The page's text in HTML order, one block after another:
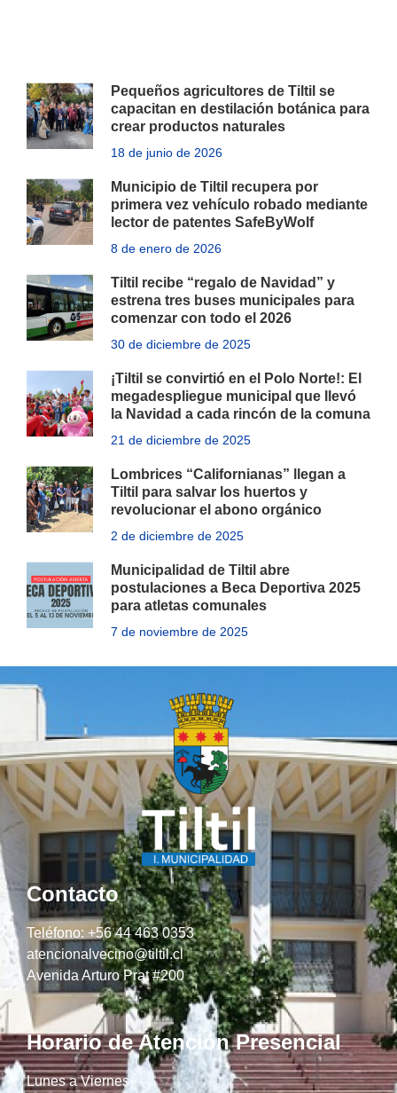
Pequeños agricultores de Tiltil se
capacitan en destilación botánica para
crear productos naturales
18 de junio de 2026
Municipio de Tiltil recupera por
primera vez vehículo robado mediante
lector de patentes SafeByWolf
8 de enero de 2026
Tiltil recibe “regalo de Navidad” y
estrena tres buses municipales para
comenzar con todo el 2026
30 de diciembre de 2025
¡Tiltil se convirtió en el Polo Norte!: El
megadespliegue municipal que llevó
la Navidad a cada rincón de la comuna
21 de diciembre de 2025
Lombrices “Californianas” llegan a
Tiltil para salvar los huertos y
revolucionar el abono orgánico
2 de diciembre de 2025
Municipalidad de Tiltil abre
postulaciones a Beca Deportiva 2025
para atletas comunales
7 de noviembre de 2025
Contacto
Teléfono: +56 44 463 0353
atencionalvecino@tiltil.cl
Avenida Arturo Prat #200
Horario de Atención Presencial
Lunes a Viernes